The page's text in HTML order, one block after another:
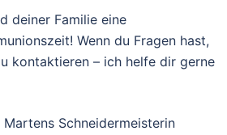
deiner Familie eine
Wenn du Fragen hast,
kontaktieren – ich helfe dir gerne
Schneidermeisterin